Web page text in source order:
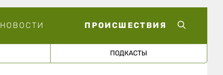
НОВОСТИ ПРОИСШЕСТВИЯ
ПОДКАСТЫ